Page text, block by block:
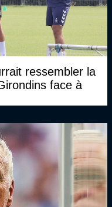
ressembler la
face à